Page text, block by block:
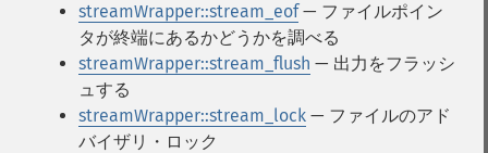
streamWrapper::stream_eof— ファイルポイン
タが終端にあるかどうかを調べる
streamWrapper::stream_flush — 出力をフラッシ
ュする
streamWrapper::stream_lock — ファイルのアド
バイザリ・ロック